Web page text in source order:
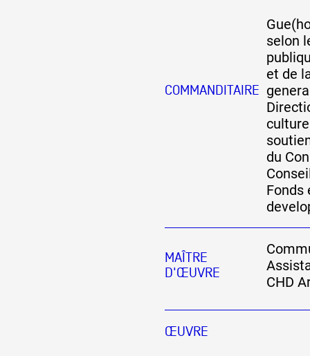
Documentation
Visites d'ateliers
Production vidéo
Formation
Événements
1% œuvres
COMMANDITAIRE
selon
et de
du
Fonds
MAÎTRE
D'ŒUVRE
CHD
ŒUVRE